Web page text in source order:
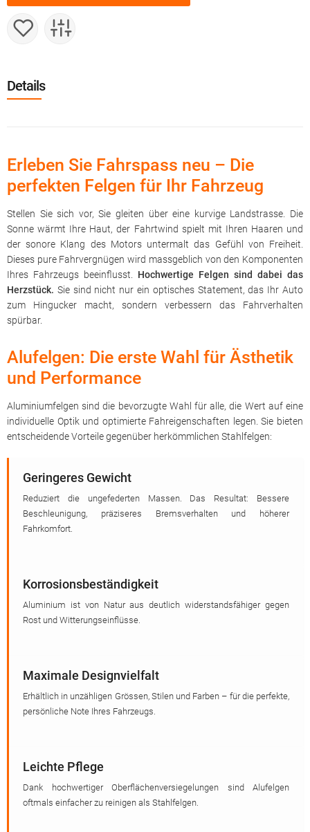
Details
Erleben Sie Fahrspass neu – Die
perfekten Felgen für Ihr Fahrzeug
Stellen Sie sich vor, Sie gleiten über eine kurvige Landstrasse. Die
Sonne wärmt Ihre Haut, der Fahrtwind spielt mit Ihren Haaren und
der sonore Klang des Motors untermalt das Gefühl von Freiheit.
Dieses pure Fahrvergnügen wird massgeblich von den Komponenten
Ihres Fahrzeugs beeinflusst. Hochwertige Felgen sind dabei das
Herzstück. Sie sind nicht nur ein optisches Statement, das Ihr Auto
zum Hingucker macht, sondern verbessern das Fahrverhalten
spürbar.
Alufelgen: Die erste Wahl für Ästhetik
und Performance
Aluminiumfelgen sind die bevorzugte Wahl für alle, die Wert auf eine
individuelle Optik und optimierte Fahreigenschaften legen. Sie bieten
entscheidende Vorteile gegenüber herkömmlichen Stahlfelgen:
Geringeres Gewicht
Reduziert die ungefederten Massen. Das Resultat: Bessere
Beschleunigung, präziseres Bremsverhalten und höherer
Fahrkomfort.
Korrosionsbeständigkeit
Aluminium ist von Natur aus deutlich widerstandsfähiger gegen
Rost und Witterungseinflüsse.
Maximale Designvielfalt
Erhältlich in unzähligen Grössen, Stilen und Farben – für die perfekte,
persönliche Note Ihres Fahrzeugs.
Leichte Pflege
Dank hochwertiger Oberflächenversiegelungen sind Alufelgen
oftmals einfacher zu reinigen als Stahlfelgen.